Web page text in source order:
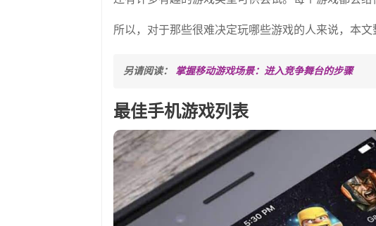
所以，对于那些很难决定玩哪些游戏的人来说，本文
另请阅读： 掌握移动游戏场景：进入竞争舞台的步骤
最佳手机游戏列表